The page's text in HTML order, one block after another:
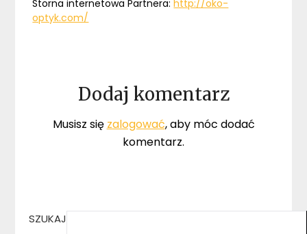
Storna internetowa Partnera:http://oko-
optyk.com/
Dodaj komentarz
Musisz się zalogować, aby móc dodać
komentarz.
SZUKAJ